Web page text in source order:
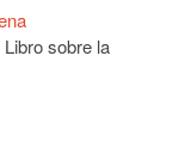
sobre la